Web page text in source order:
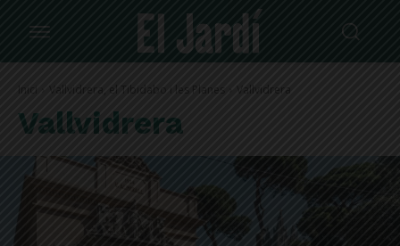
Inici Vallvidrera, el Tibidabo i les Planes Vallvidrera
Vallvidrera